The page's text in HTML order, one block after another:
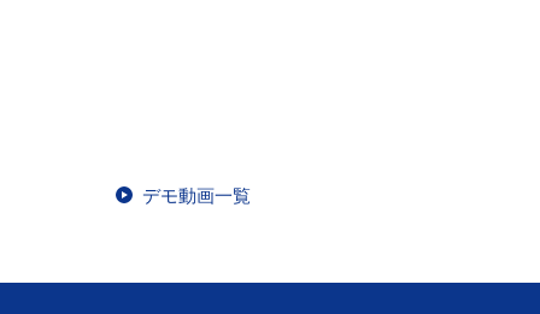
デモ動画一覧